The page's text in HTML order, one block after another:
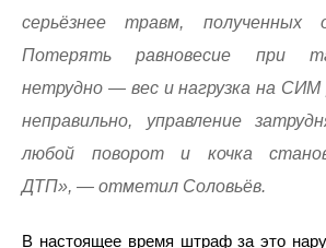
серьёзнее травм, полученных
Потерять равновесие при
нетрудно — вес и нагрузка на СИМ
неправильно, управление
любой поворот и кочка
ДТП», — отметил Соловьёв.
В настоящее время штраф за это